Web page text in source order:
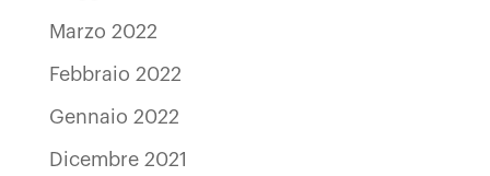
Marzo 2022
Febbraio 2022
Gennaio 2022
Dicembre 2021